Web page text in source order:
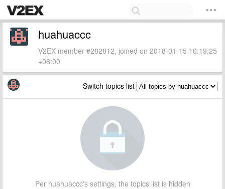
huahuaccc
V2EX member #282812, joined on 2018-01-15 10:19:25
+08:00
Switch topics list
Per huahuaccc's settings, the topics list is hidden